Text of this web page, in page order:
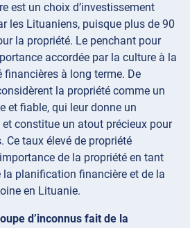
est un choix d’investissement
les Lituaniens, puisque plus de 90
la propriété. Le penchant pour
accordée par la culture à la
à long terme. De
la propriété comme un
et fiable, qui leur donne un
et constitue un atout précieux pour
Ce taux élevé de propriété
de la propriété en tant
la planification financière et de la
en Lituanie.
d’inconnus fait de la